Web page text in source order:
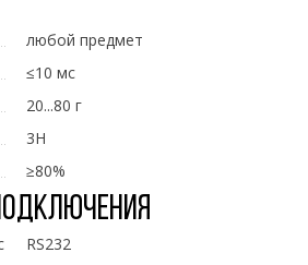
любой предмет
≤10 мс
20...80 г
3H
≥80%
RS232